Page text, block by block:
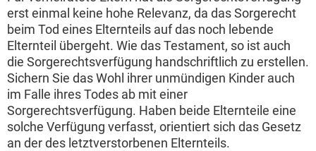
erst einmal keine hohe Relevanz, da das Sorgerecht
beim Tod eines Elternteils auf das noch lebende
Elternteil übergeht. Wie das Testament, so ist auch
die Sorgerechtsverfügung handschriftlich zu erstellen.
Sichern Sie das Wohl ihrer unmündigen Kinder auch
im Falle ihres Todes ab mit einer
Sorgerechtsverfügung. Haben beide Elternteile eine
solche Verfügung verfasst, orientiert sich das Gesetz
an der des letztverstorbenen Elternteils.